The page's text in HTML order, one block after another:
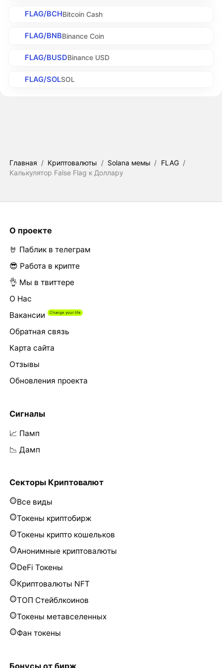
FLAG/BCHBitcoin Cash
FLAG/BNBBinance Coin
FLAG/BUSDBinance USD
FLAG/SOLSOL
Главная / Криптовалюты / Solana мемы / FLAG /
Калькулятор False Flag к Доллару
О проекте
🤘 Паблик в телеграм
😎 Работа в крипте
👌 Мы в твиттере
О Нас
Вакансии
Обратная связь
Карта сайта
Отзывы
Обновления проекта
Сигналы
📈 Памп
📉 Дамп
Секторы Криптовалют
Все виды
Токены криптобирж
Токены крипто кошельков
Анонимные криптовалюты
DeFi Токены
Криптовалюты NFT
ТОП Стейблкоинов
Токены метавселенных
Фан токены
Бонусы от бирж